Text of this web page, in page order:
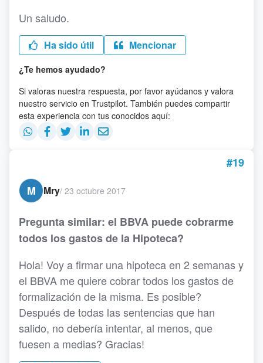
Un saludo.
Ha sido útil Mencionar
¿Te hemos ayudado?
Si valoras nuestra respuesta, por favor ayúdanos y valora
nuestro servicio en Trustpilot. También puedes compartir
esta experiencia con tus conocidos aquí:
#19
M
Mry/ 23 octubre 2017
Pregunta similar: el BBVA puede cobrarme
todos los gastos de la Hipoteca?
Hola! Voy a firmar una hipoteca en 2 semanas y
el BBVA me quiere cobrar todos los gastos de
formalización de la misma. Es posible?
Después de todas las sentencias que han
salido, no debería intentar, al menos, que
fuesen a medias? Gracias!